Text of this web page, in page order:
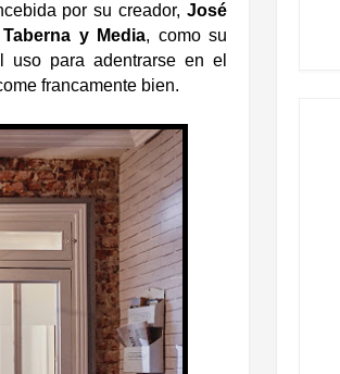
por su creador, José
Taberna y Media, como su
uso para adentrarse en el
francamente bien.